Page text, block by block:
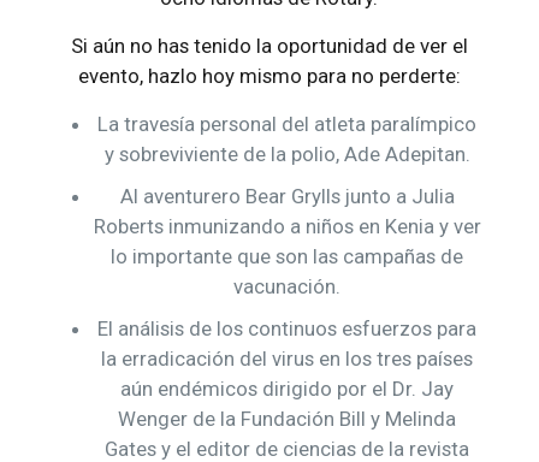
Si aún no has tenido la oportunidad de ver el
evento, hazlo hoy mismo para no perderte:
La travesía personal del atleta paralímpico
y sobreviviente de la polio, Ade Adepitan.
Al aventurero Bear Grylls junto a Julia
Roberts inmunizando a niños en Kenia y ver
lo importante que son las campañas de
vacunación.
El análisis de los continuos esfuerzos para
la erradicación del virus en los tres países
aún endémicos dirigido por el Dr. Jay
Wenger de la Fundación Bill y Melinda
Gates y el editor de ciencias de la revista